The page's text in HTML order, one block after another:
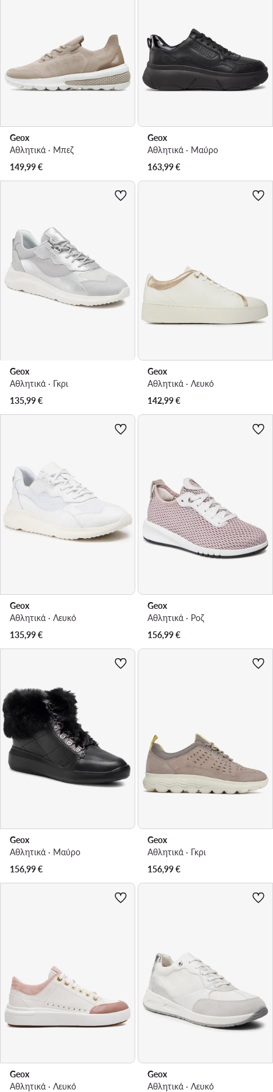
Geox
Αθλητικά · Μπεζ
149,99€
Geox
Αθλητικά · Μαύρο
163,99€
Geox
Αθλητικά · Γκρι
135,99€
Geox
Αθλητικά · Λευκό
142,99€
Geox
Αθλητικά · Λευκό
135,99€
Geox
Αθλητικά · Ροζ
156,99€
Geox
Αθλητικά · Μαύρο
156,99€
Geox
Αθλητικά · Γκρι
156,99€
Geox
Αθλητικά · Λευκό
Geox
Αθλητικά · Λευκό